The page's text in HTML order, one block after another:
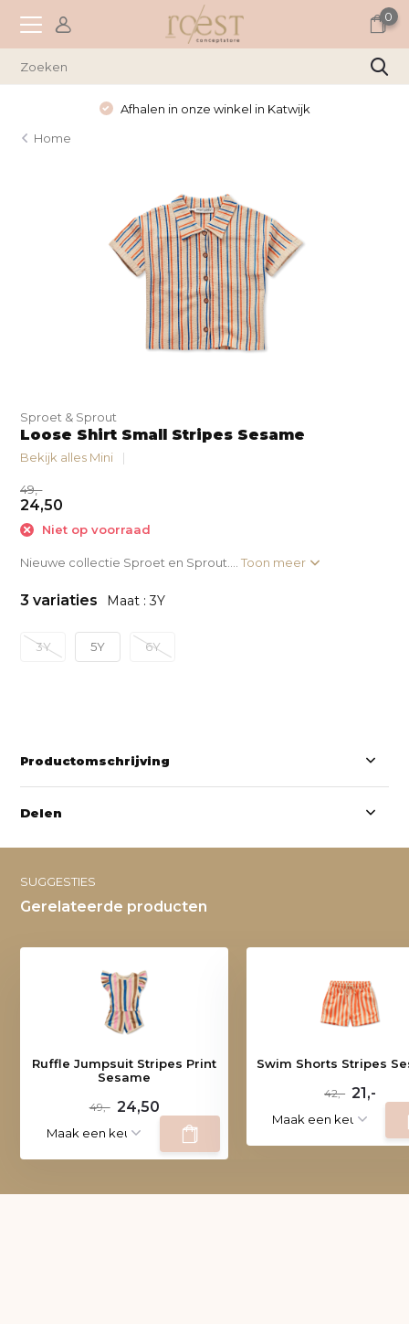
0
Afhalen in onze winkel in Katwijk
Home
Sproet & Sprout
Loose Shirt Small Stripes Sesame
Bekijk alles Mini
49,-
24,50
Niet op voorraad
Nieuwe collectie Sproet en Sprout....Toon meer
3 variaties Maat : 3Y
3Y 5Y 6Y
Productomschrijving
Delen
SUGGESTIES
Gerelateerde producten
Ruffle Jumpsuit Stripes Print
Sesame
49,- 24,50
Swim Shorts Stripes
42,- 21,-